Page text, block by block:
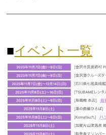
■イベント一覧